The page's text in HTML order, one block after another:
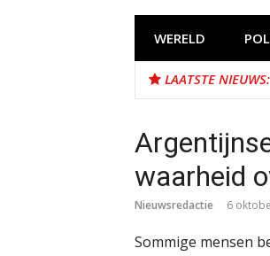
WERELD
LAATSTE NIEUWS:
waarheid
Nieuwsredactie 6
Sommige mensen